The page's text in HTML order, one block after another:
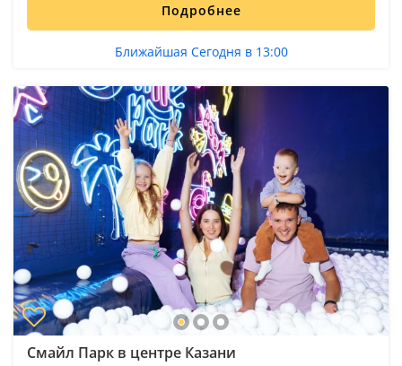
Подробнее
Ближайшая Сегодня в 13:00
Смайл Парк в центре Казани